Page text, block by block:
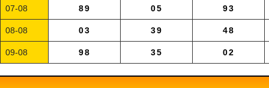
07-08 89 05 93
08-08 03 39 48
09-08 98 35 02